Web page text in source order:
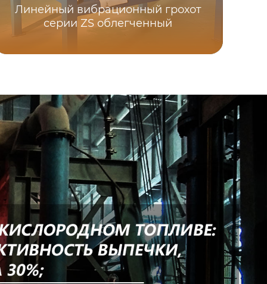
Линейный вибрационный грохот
серии ZS облегченный